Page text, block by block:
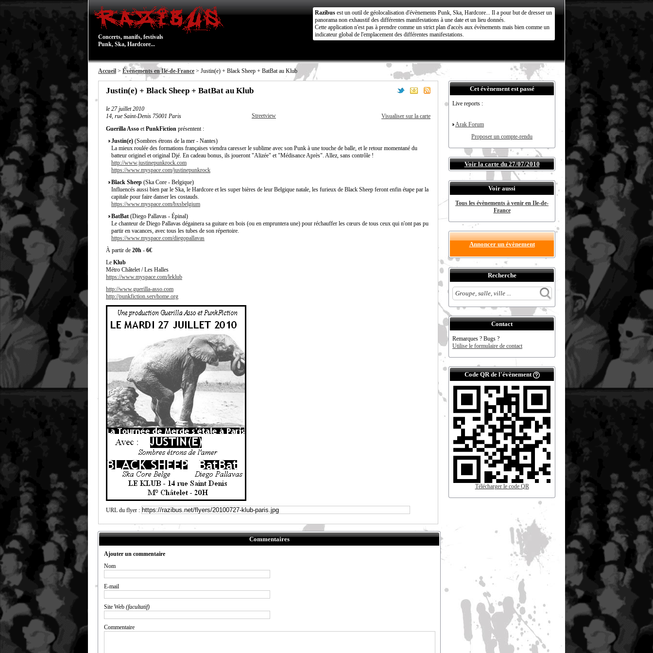
Concerts, manifs, festivals
Punk, Ska, Hardcore...
Razibus est un outil de géolocalisation d'évènements Punk, Ska, Hardcore... Il a pour but de dresser un
panorama non exhaustif des différentes manifestations à une date et un lieu donnés.
Cette application n'est pas à prendre comme un strict plan d'accès aux évènements mais bien comme un
indicateur global de l'emplacement des différentes manifestations.
Accueil > Évènements en Ile-de-France > Justin(e) + Black Sheep + BatBat au Klub
Justin(e) + Black Sheep + BatBat au Klub
le 27 juillet 2010
14, rue Saint-Denis 75001 Paris
Streetview
Visualiser sur la carte
Guerilla Asso etPunkFiction présentent :
Justin(e) (Sombres étrons de la mer - Nantes)
La mieux roulée des formations françaises viendra caresser le sublime avec son Punk à une touche de balle, et le retour momentané du
batteur originel et original Djé. En cadeau bonus, ils joueront "Alizée" et "Médisance Après". Allez, sans contrôle !
http://www.justinepunkrock.com
https://www.myspace.com/justinepunkrock
Black Sheep (Ska Core - Belgique)
Influencés aussi bien par le Ska, le Hardcore et les super bières de leur Belgique natale, les furieux de Black Sheep feront enfin étape par la
capitale pour faire danser les costauds.
https://www.myspace.com/bxsbelgium
BatBat (Diego Pallavas - Épinal)
Le chanteur de Diego Pallavas dégainera sa guitare en bois (ou en empruntera une) pour réchauffer les cœurs de tous ceux qui n'ont pas pu
partir en vacances, avec tous les tubes de son répertoire.
https://www.myspace.com/diegopallavas
À partir de 20h - 6€
Le Klub
Métro Châtelet / Les Halles
https://www.myspace.com/leklub
http://www.guerilla-asso.com
http://punkfiction.servhome.org
URL du flyer :
Commentaires
Ajouter un commentaire
Nom
E-mail
Site Web (facultatif)
Commentaire
Cet évènement est passé
Live reports :
Arak Forum
Proposer un compte-rendu
Voir la carte du 27/07/2010
Voir aussi
Tous les évènements à venir en Ile-de-
France
Annoncer un évènement
Recherche
Contact
Remarques ? Bugs ?
Utilise le formulaire de contact
Code QR de l'évènement
Télécharger le code QR